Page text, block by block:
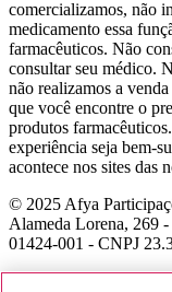
comercializamos, não
medicamento essa
farmacêuticos. Não
consultar seu médico.
não realizamos a
que você encontre o
produtos
experiência seja bem-
acontece nos sites das
© 2025 Afya
Alameda Lorena, 269 -
01424-001 - CNPJ